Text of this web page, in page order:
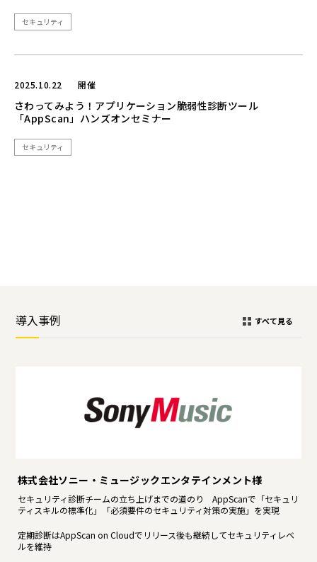
セキュリティ
2025.10.22 開催
さわってみよう！アプリケーション脆弱性診断ツール
「AppScan」ハンズオンセミナー
セキュリティ
導入事例
株式会社ソニー・ミュージックエンタテインメント様
セキュリティ診断チームの立ち上げまでの道のり AppScanで「セキュリ
ティスキルの標準化」「必須要件のセキュリティ対策の実施」を実現
定期診断はAppScan on Cloudでリリース後も継続してセキュリティレベ
ルを維持
すべて見る